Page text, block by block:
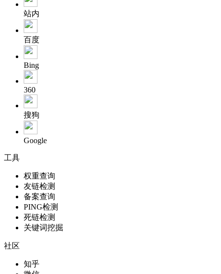
站内
百度
Bing
360
搜狗
Google
工具
权重查询
友链检测
备案查询
PING检测
死链检测
关键词挖掘
社区
知乎